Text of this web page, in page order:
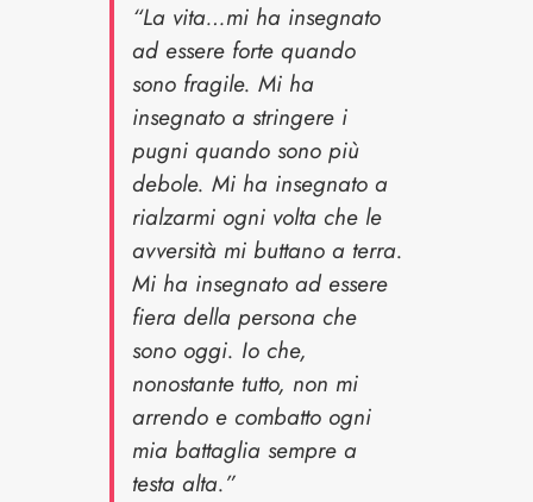
“La vita…mi ha insegnato
ad essere forte quando
sono fragile. Mi ha
insegnato a stringere i
pugni quando sono più
debole. Mi ha insegnato a
rialzarmi ogni volta che le
avversità mi buttano a terra.
Mi ha insegnato ad essere
fiera della persona che
sono oggi. Io che,
nonostante tutto, non mi
arrendo e combatto ogni
mia battaglia sempre a
testa alta.”